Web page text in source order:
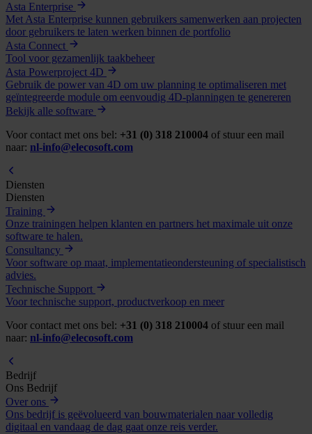
Asta Enterprise
Met Asta Enterprise kunnen gebruikers samenwerken aan projecten
door gebruikers te laten werken binnen de portfolio
Asta Connect
Tool voor gezamenlijk taakbeheer
Asta Powerproject 4D
Gebruik de power van 4D om uw planning te optimaliseren met
geïntegreerde module om eenvoudig 4D-planningen te genereren
Bekijk alle software
Voor contact met ons bel: +31 (0) 318 210004 of stuur een mail
naar: nl-info@elecosoft.com
Diensten
Diensten
Training
Onze trainingen helpen klanten en partners het maximale uit onze
software te halen.
Consultancy
Voor software op maat, implementatieondersteuning of specialistisch
advies.
Technische Support
Voor technische support, productverkoop en meer
Voor contact met ons bel: +31 (0) 318 210004 of stuur een mail
naar: nl-info@elecosoft.com
Bedrijf
Ons Bedrijf
Over ons
Ons bedrijf is geëvolueerd van bouwmaterialen naar volledig
digitaal en vandaag de dag gaat onze reis verder.